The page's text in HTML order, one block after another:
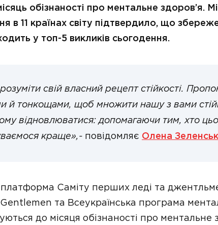
обізнаності про ментальне здоров’я.
в 11 країнах світу підтвердило, що
у топ-5 викликів сьогодення.
свій власний рецепт стійкості.
й тонкощами, щоб множити нашу з вами
відновлюватися: допомагаючи тим, хто
краще»,- повідомляє Олена
платформа Саміту перших леді та
та Всеукраїнська програма
до місяця обізнаності про ментальне